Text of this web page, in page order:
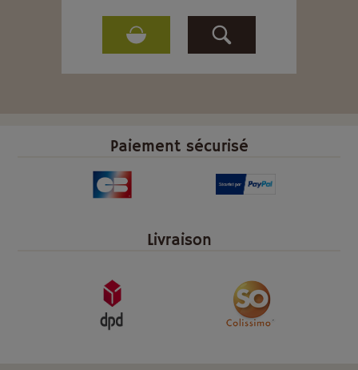
Paiement sécurisé
Livraison